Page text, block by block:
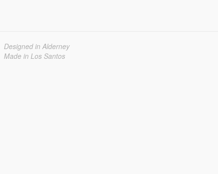
Designed in Alderney
Made in Los Santos